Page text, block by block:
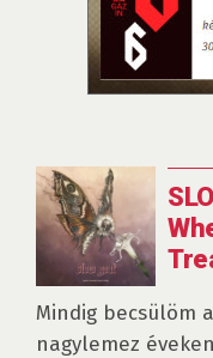
Mindig becsülöm
nagylemez